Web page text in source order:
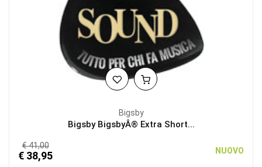
Bigsby
Bigsby BigsbyÂ® Extra Short...
€ 41,00
€ 38,95 NUOVO